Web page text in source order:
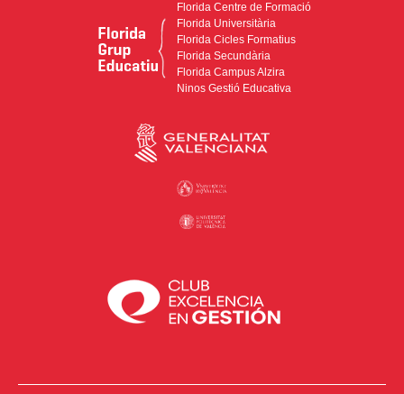
Florida Centre de Formació
Florida Universitària
Florida Cicles Formatius
Florida Secundària
Florida Campus Alzira
Ninos Gestió Educativa